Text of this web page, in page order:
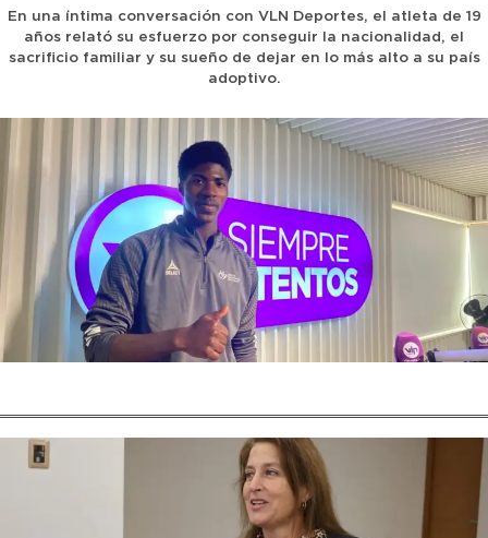
En una íntima conversación con VLN Deportes, el atleta de 19
años relató su esfuerzo por conseguir la nacionalidad, el
sacrificio familiar y su sueño de dejar en lo más alto a su país
adoptivo.